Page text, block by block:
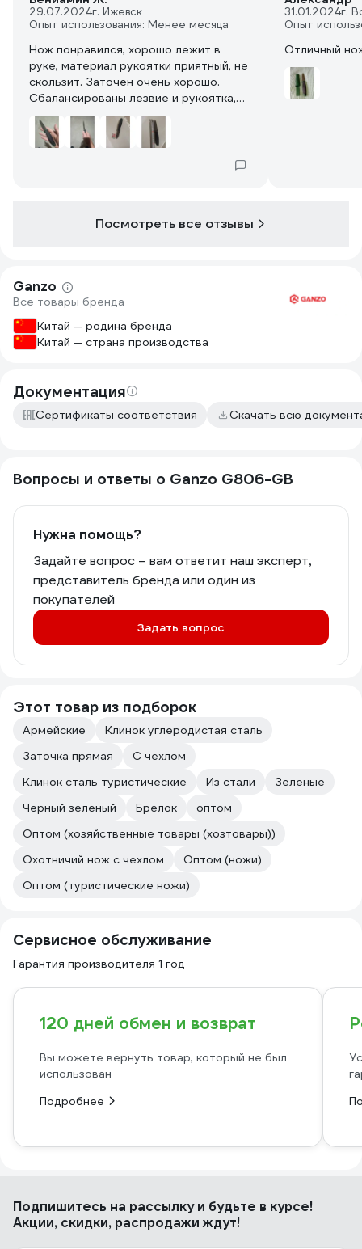
29.07.2024г. Ижевск
Опыт использования: Менее месяца
Нож понравился, хорошо лежит в
руке, материал рукоятки приятный, не
скользит. Заточен очень хорошо.
Сбалансированы лезвие и рукоятка,
не тяжелый, толщина лезвия с тупой
стороны примерно 2 мм. Длины
лезвия достаточно для решения всех
31.01.2024г.
Опыт
Отличный
Посмотреть все отзывы
Ganzo
Все товары бренда
Китай — родина бренда
Китай — страна производства
Документация
Сертификаты соответствия Скачать всю
Вопросы и ответы о Ganzo G806-GB
Нужна помощь?
Задайте вопрос – вам ответит наш эксперт,
представитель бренда или один из
покупателей
Задать вопрос
Этот товар из подборок
Армейские
Клинок углеродистая сталь
Заточка прямая
С чехлом
Клинок сталь туристические
Из стали
Зеленые
Черный зеленый
Брелок
оптом
Оптом (хозяйственные товары (хозтовары))
Охотничий нож с чехлом
Оптом (ножи)
Оптом (туристические ножи)
Сервисное обслуживание
Гарантия производителя 1 год
120 дней обмен и возврат
Вы можете вернуть товар, который не был
использован
Подробнее
Подпишитесь на рассылкуи будьте в курсе!
Акции, скидки, распродажи ждут!